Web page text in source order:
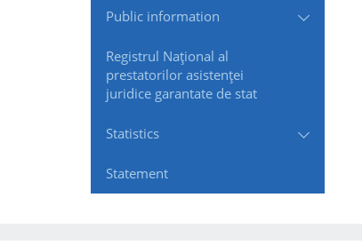
Public information
Registrul Naţional al
prestatorilor asistenţei
juridice garantate de stat
Statistics
Statement